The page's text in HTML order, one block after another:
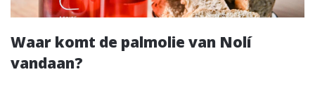
Waar komt de palmolie van Nolí
vandaan?